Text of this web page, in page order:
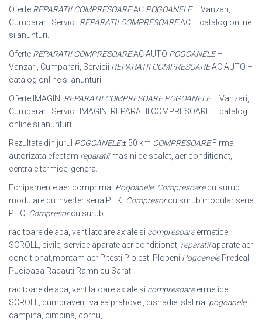
Oferte REPARATII COMPRESOAREAC POGOANELE– Vanzari,
Cumparari, Servicii REPARATII COMPRESOAREAC – catalog online
si anunturi.
Oferte REPARATII COMPRESOAREAC AUTO POGOANELE–
Vanzari, Cumparari, Servicii REPARATII COMPRESOAREAC AUTO –
catalog online si anunturi.
Oferte IMAGINI REPARATII COMPRESOARE POGOANELE– Vanzari,
Cumparari , Servicii IMAGINI REPARATII COMPRESOARE – catalog
online si anunturi.
Rezultate din jurul POGOANELE± 50 km COMPRESOAREFirma
autorizata efectam reparatiimasini de spalat, aer conditionat,
centrale termice, genera.
Echipamente aer comprimat Pogoanele: Compresoarecu surub
modulare cu Inverter seria PHK, Compresorcu surub modular serie
PHO, Compresorcu surub
racitoare de apa, ventilatoare axiale si compresoareermetice
SCROLL, civile, service aparate aer conditionat, reparatiiaparate aer
conditionat,montam aer Pitesti Ploiesti Plopeni PogoanelePredeal
Pucioasa Radauti Ramnicu Sarat
racitoare de apa, ventilatoare axiale si compresoareermetice
SCROLL, dumbraveni, valea prahovei, cisnadie, slatina, pogoanele,
campina, cimpina, cornu,